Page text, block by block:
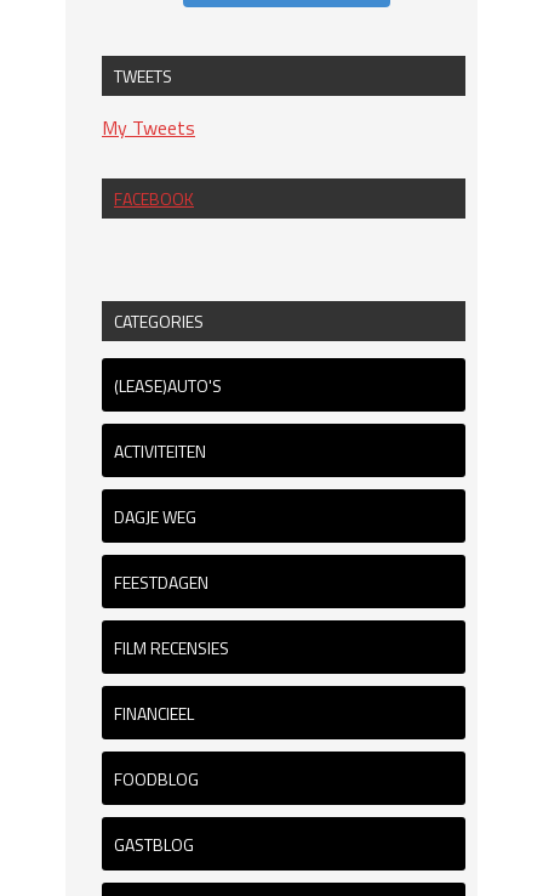
TWEETS
My Tweets
FACEBOOK
CATEGORIES
(LEASE)AUTO'S
ACTIVITEITEN
DAGJE WEG
FEESTDAGEN
FILM RECENSIES
FINANCIEEL
FOODBLOG
GASTBLOG